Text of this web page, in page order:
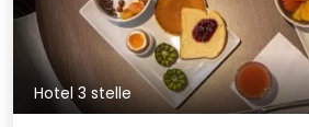
Hotel 3 stelle